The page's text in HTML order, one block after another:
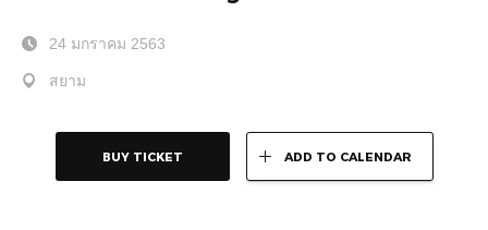
24 มกราคม 2563
สยาม
BUY TICKET ADD TO CALENDAR